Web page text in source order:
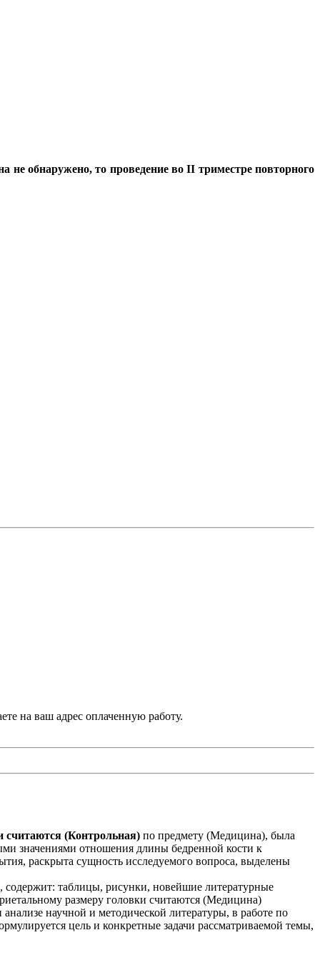
не обнаружено, то проведение во II триместре повторного
на ваш адрес оплаченную работу.
считаются (Контрольная) по предмету (Медицина), была
значениями отношения длины бедренной кости к
раскрыта сущность исследуемого вопроса, выделены
таблицы, рисунки, новейшие литературные
размеру головки считаются (Медицина)
научной и методической литературы, в работе по
цель и конкретные задачи рассматриваемой темы,